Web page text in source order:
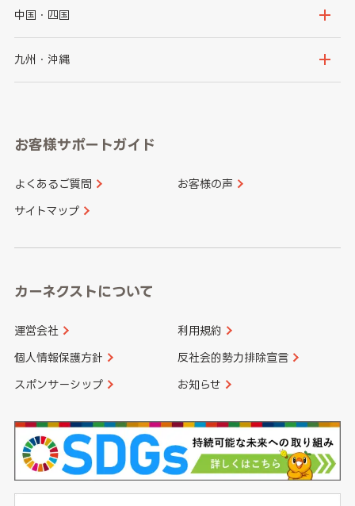
千葉県
石川県
山梨県
愛知県
大阪府
京都府
和歌山県
中国・四国
鳥取県
山口県
香川県 愛媛県
九州・沖縄
長崎県
大分県 宮崎県
お客様サポートガイド
よくあるご質問 お客様の声
サイトマップ
カーネクストについて
運営会社 利用規約
個人情報保護方針 反社会的勢力排除宣言
スポンサーシップ お知らせ